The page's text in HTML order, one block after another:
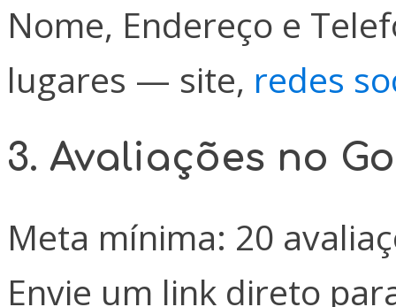
Nome, Endereço e
lugares — site, redes
3. Avaliações no
Meta mínima: 20
Envie um link direto